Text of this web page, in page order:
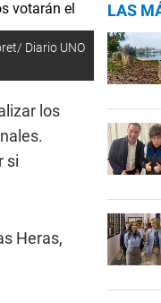
Diario UNO
los
si
Heras,
LAS